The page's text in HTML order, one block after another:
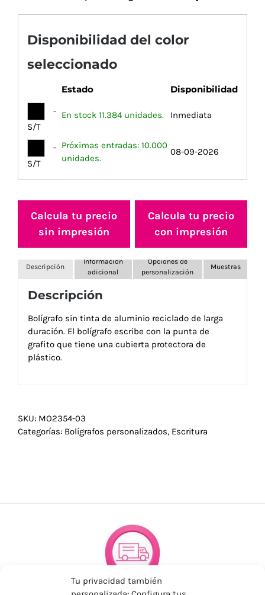
Tu privacidad también
Disponibilidad del color
seleccionado
Estado Disponibilidad
-
S/T
En stock 11.384 unidades. Inmediata
-
S/T
Próximas entradas: 10.000
unidades.
08-09-2026
Calcula tu precio
sin impresión
Calcula tu precio
con impresión
Descripción
Información
adicional
Opciones de
personalización
Muestras
Descripción
Bolígrafo sin tinta de aluminio reciclado de larga
duración. El bolígrafo escribe con la punta de
grafito que tiene una cubierta protectora de
plástico.
SKU: MO2354-03
Categorías: Bolígrafos personalizados, Escritura